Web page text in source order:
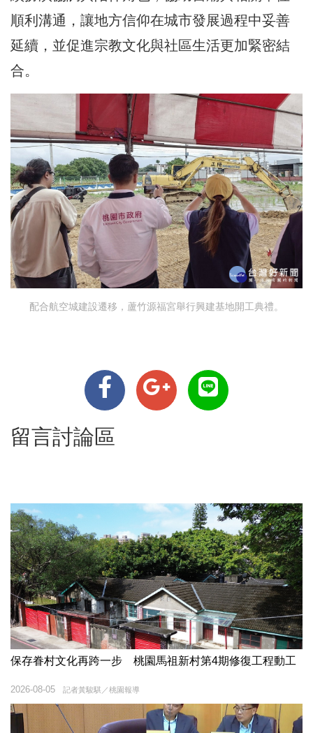
順利溝通，讓地方信仰在城市發展過程中妥善
延續，並促進宗教文化與社區生活更加緊密結
合。
配合航空城建設遷移，蘆竹源福宮舉行興建基地開工典禮。
留言討論區
保存眷村文化再跨一步 桃園馬祖新村第4期修復工程動工
記者黃駿騏／桃園報導
2026-08-05